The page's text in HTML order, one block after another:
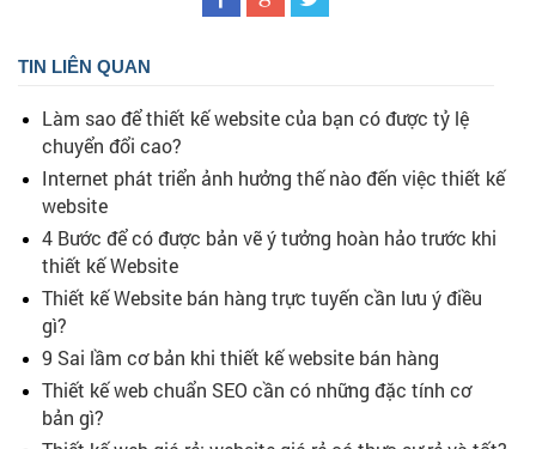
TIN LIÊN QUAN
Làm sao để thiết kế website của bạn có được tỷ lệ
chuyển đổi cao?
Internet phát triển ảnh hưởng thế nào đến việc thiết kế
website
4 Bước để có được bản vẽ ý tưởng hoàn hảo trước khi
thiết kế Website
Thiết kế Website bán hàng trực tuyến cần lưu ý điều
gì?
9 Sai lầm cơ bản khi thiết kế website bán hàng
Thiết kế web chuẩn SEO cần có những đặc tính cơ
bản gì?